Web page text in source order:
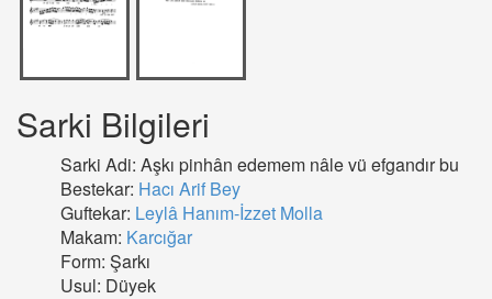
Sarki Bilgileri
Sarki Adi: Aşkı pinhân edemem nâle vü efgandır bu
Bestekar: Hacı Arif Bey
Guftekar: Leylâ Hanım-İzzet Molla
Makam: Karcığar
Form: Şarkı
Usul: Düyek